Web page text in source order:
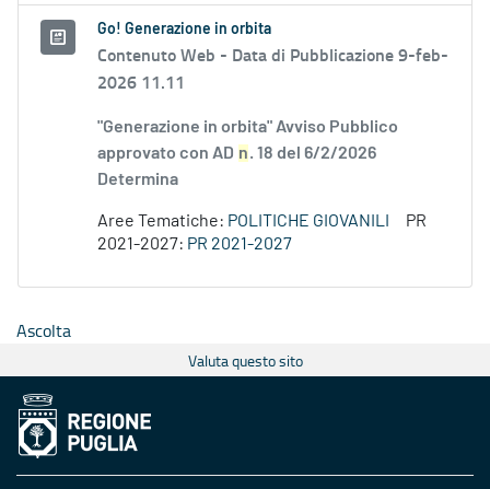
Go! Generazione in orbita
Contenuto Web - Data di Pubblicazione 9-feb-
2026 11.11
"Generazione in orbita" Avviso Pubblico
approvato con AD n. 18 del 6/2/2026
Determina
Aree Tematiche: POLITICHE GIOVANILI
PR
2021-2027: PR 2021-2027
Ascolta
Valuta questo sito